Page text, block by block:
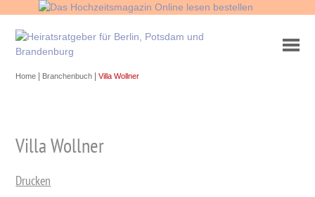
Home Branchenbuch |Villa Wollner
Villa Wollner
Drucken